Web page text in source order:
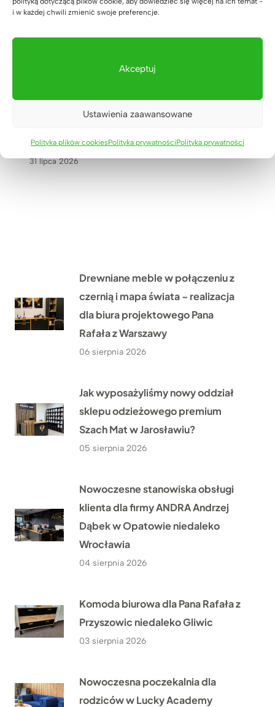
i w każdej chwili zmienić swoje preferencje.
Akceptuj
Ustawienia zaawansowane
Polityka plików cookiesPolityka prywatnościPolityka prywatności
adwokackiej z Krakowa
31 lipca 2026
Drewniane meble w połączeniu z
czernią i mapa świata – realizacja
dla biura projektowego Pana
Rafała z Warszawy
06 sierpnia 2026
Jak wyposażyliśmy nowy oddział
sklepu odzieżowego premium
Szach Mat w Jarosławiu?
05 sierpnia 2026
Nowoczesne stanowiska obsługi
klienta dla firmy ANDRA Andrzej
Dąbek w Opatowie niedaleko
Wrocławia
04 sierpnia 2026
Komoda biurowa dla Pana Rafała z
Przyszowic niedaleko Gliwic
03 sierpnia 2026
Nowoczesna poczekalnia dla
rodziców w Lucky Academy